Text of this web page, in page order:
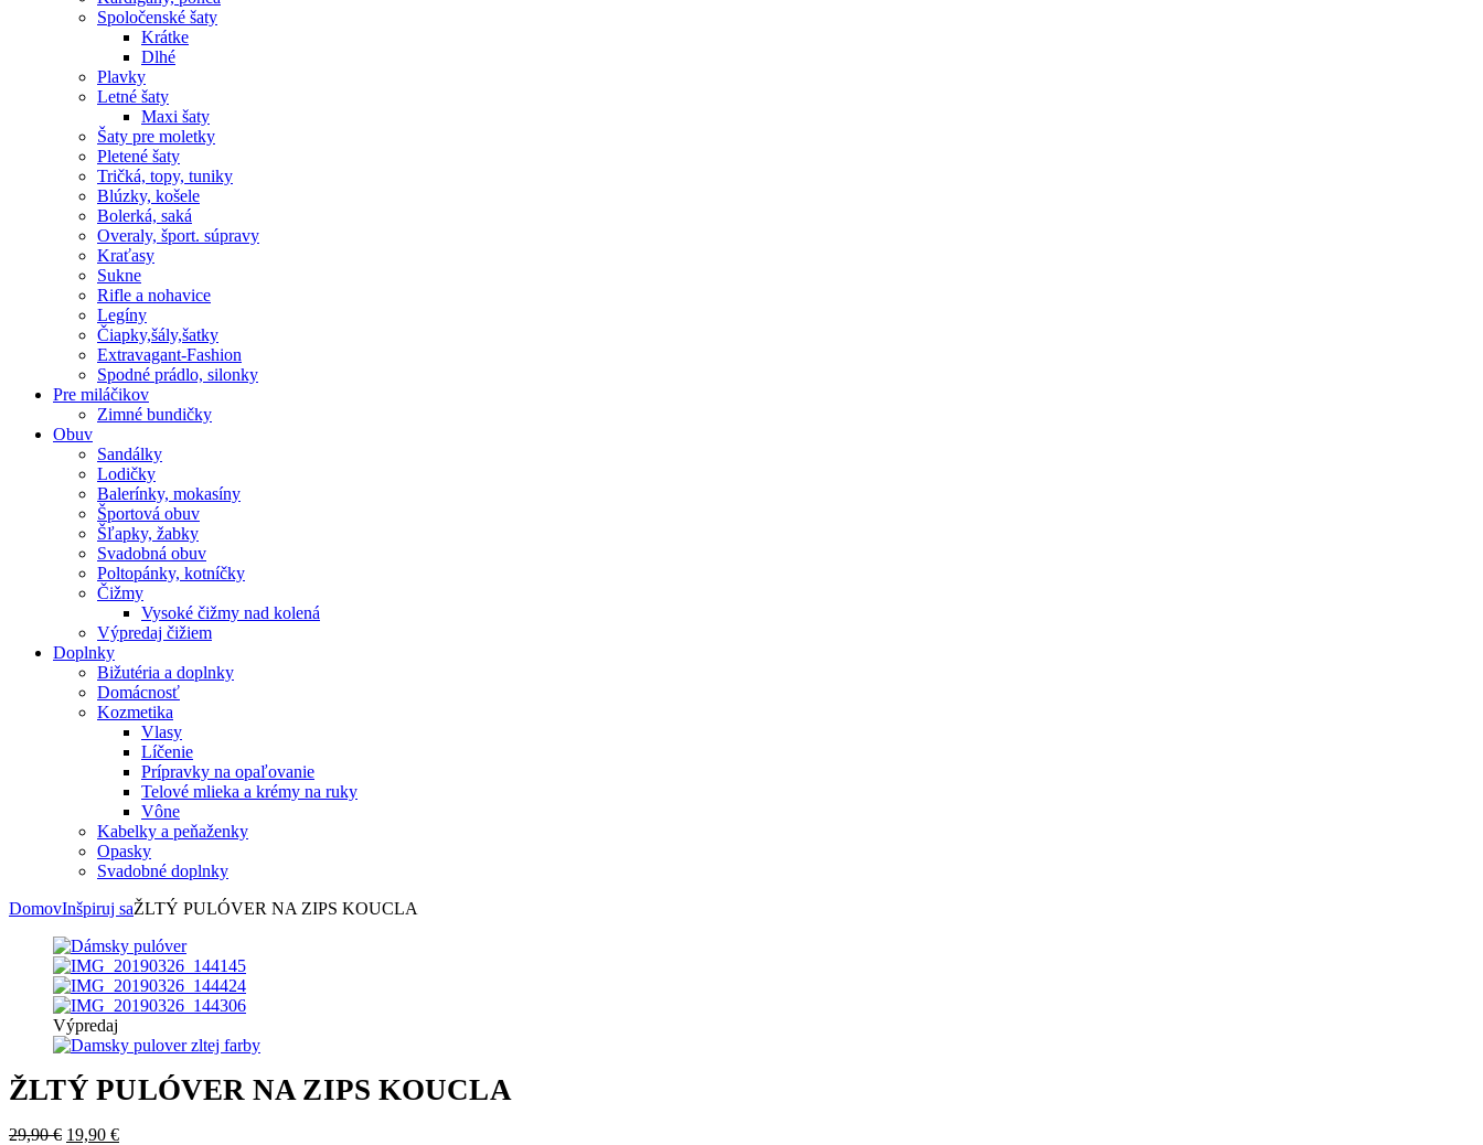
Spoločenské šaty
Krátke
Dlhé
Plavky
Letné šaty
Maxi šaty
Šaty pre moletky
Pletené šaty
Tričká, topy, tuniky
Blúzky, košele
Bolerká, saká
Overaly, šport. súpravy
Kraťasy
Sukne
Rifle a nohavice
Legíny
Čiapky,šály,šatky
Extravagant-Fashion
Spodné prádlo, silonky
Pre miláčikov
Zimné bundičky
Obuv
Sandálky
Lodičky
Balerínky, mokasíny
Športová obuv
Šľapky, žabky
Svadobná obuv
Poltopánky, kotníčky
Čižmy
Vysoké čižmy nad kolená
Výpredaj čižiem
Doplnky
Bižutéria a doplnky
Domácnosť
Kozmetika
Vlasy
Líčenie
Prípravky na opaľovanie
Telové mlieka a krémy na ruky
Vône
Kabelky a peňaženky
Opasky
Svadobné doplnky
DomovInšpiruj saŽLTÝ PULÓVER NA ZIPS KOUCLA
Výpredaj
ŽLTÝ PULÓVER NA ZIPS KOUCLA
29,90€ 19,90 €